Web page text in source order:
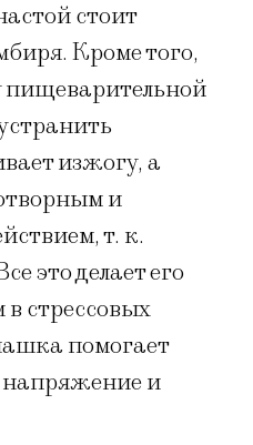
стоит
Кроме того,
пищеварительной
изжогу, а
и
т. к.
это делает его
стрессовых
помогает
и